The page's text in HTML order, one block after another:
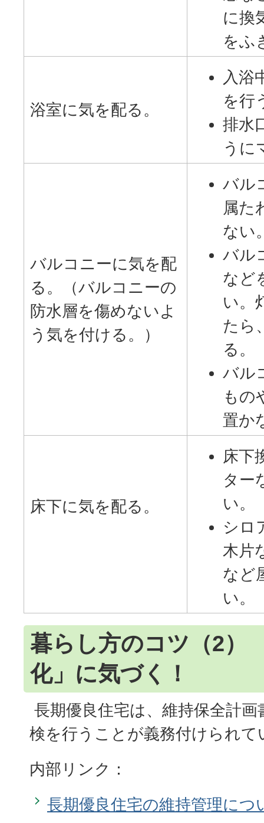
に換
をふ
浴室に気を配る。
入浴
を行
排水
うに
バルコニーに気を配
る。（バルコニーの
防水層を傷めないよ
う気を付ける。）
バル
属た
ない
バル
など
い。
たら
る。
バル
もの
置か
床下に気を配る。
床下
ター
い。
シロ
木片
など
い。
暮らし方のコツ（2）
化」に気づく！
長期優良住宅は、維持保全計
検を行うことが義務付けられて
内部リンク：
長期優良住宅の維持管理につ